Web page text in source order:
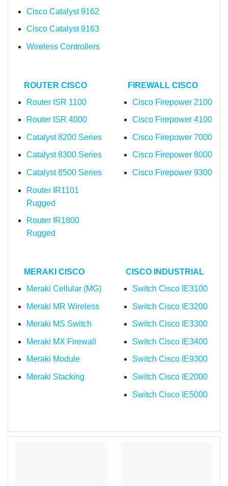
Cisco Catalyst 9162
Cisco Catalyst 9163
Wireless Controllers
ROUTER CISCO
Router ISR 1100
Router ISR 4000
Catalyst 8200 Series
Catalyst 8300 Series
Catalyst 8500 Series
Router IR1101
Rugged
Router IR1800
Rugged
FIREWALL CISCO
Cisco Firepower 2100
Cisco Firepower 4100
Cisco Firepower 7000
Cisco Firepower 8000
Cisco Firepower 9300
MERAKI CISCO
Meraki Cellular (MG)
Meraki MR Wireless
Meraki MS Switch
Meraki MX Firewall
Meraki Module
Meraki Stacking
CISCO INDUSTRIAL
Switch Cisco IE3100
Switch Cisco IE3200
Switch Cisco IE3300
Switch Cisco IE3400
Switch Cisco IE9300
Switch Cisco IE2000
Switch Cisco IE5000